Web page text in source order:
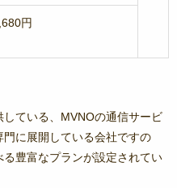
円
ている、MVNOの通信サービ
に展開している会社ですの
豊富なプランが設定されてい